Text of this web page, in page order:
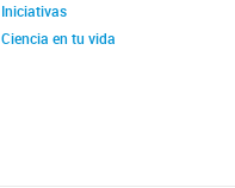
Iniciativas
Ciencia en tu vida